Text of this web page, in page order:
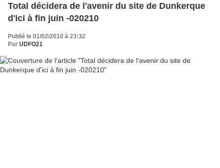
Total décidera de l'avenir du site de Dunkerque
d'ici à fin juin -020210
Publié le 01/02/2010 à 23:32
Par UDFO21